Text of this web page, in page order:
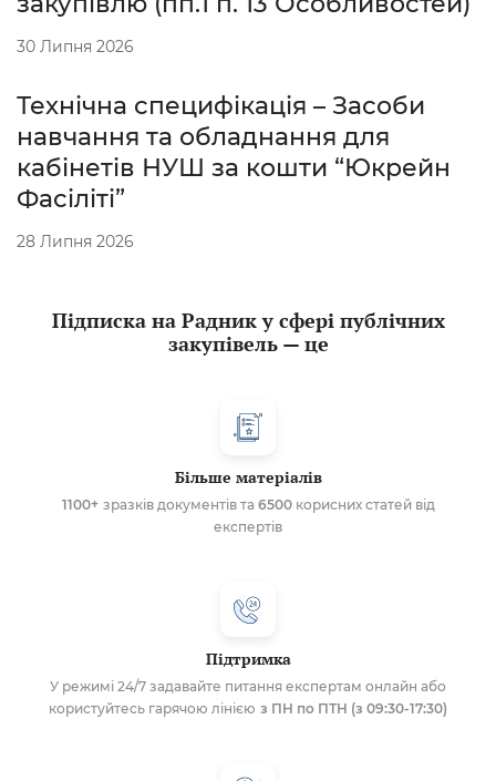
30 Липня 2026
Технічна специфікація – Засоби
навчання та обладнання для
кабінетів НУШ за кошти “Юкрейн
Фасіліті”
28 Липня 2026
Підписка на Радник у сфері публічних
закупівель — це
Більше матеріалів
1100+ зразків документів та 6500корисних статей від
експертів
Підтримка
У режимі 24/7 задавайте питання експертам онлайн або
користуйтесь гарячою лінією з ПН по ПТН (з 09:30-17:30)